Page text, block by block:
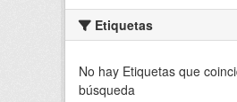
Etiquetas
No hay Etiquetas que
búsqueda